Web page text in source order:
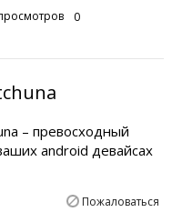
0
– превосходный
android девайсах
Пожаловаться